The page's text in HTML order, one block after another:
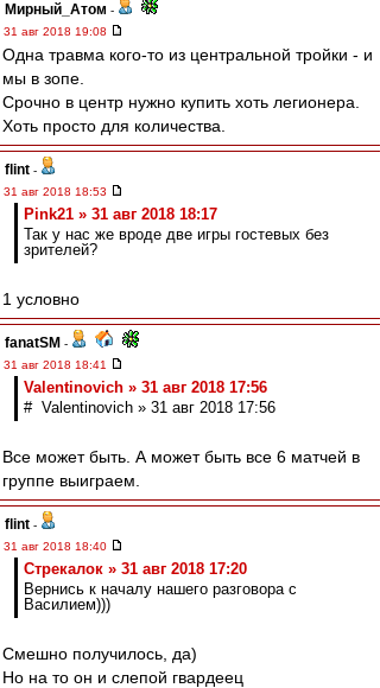
Мирный_Атом -
31 авг 2018 19:08
Одна травма кого-то из центральной тройки - и
мы в зопе.
Срочно в центр нужно купить хоть легионера.
Хоть просто для количества.
flint -
31 авг 2018 18:53
Pink21 » 31 авг 2018 18:17
Так у нас же вроде две игры гостевых без
зрителей?
1 условно
fanatSM -
31 авг 2018 18:41
Valentinovich » 31 авг 2018 17:56
# Valentinovich » 31 авг 2018 17:56
Все может быть. А может быть все 6 матчей в
группе выиграем.
flint -
31 авг 2018 18:40
Стрекалок » 31 авг 2018 17:20
Вернись к началу нашего разговора с
Василием)))
Смешно получилось, да)
Но на то он и слепой гвардеец